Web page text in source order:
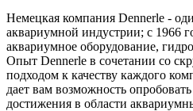
Немецкая компания Dennerle -
аквариумной индустрии; с 1966
аквариумное оборудование,
Опыт Dennerle в сочетании со
подходом к качеству каждого
дает вам возможность
достижения в области